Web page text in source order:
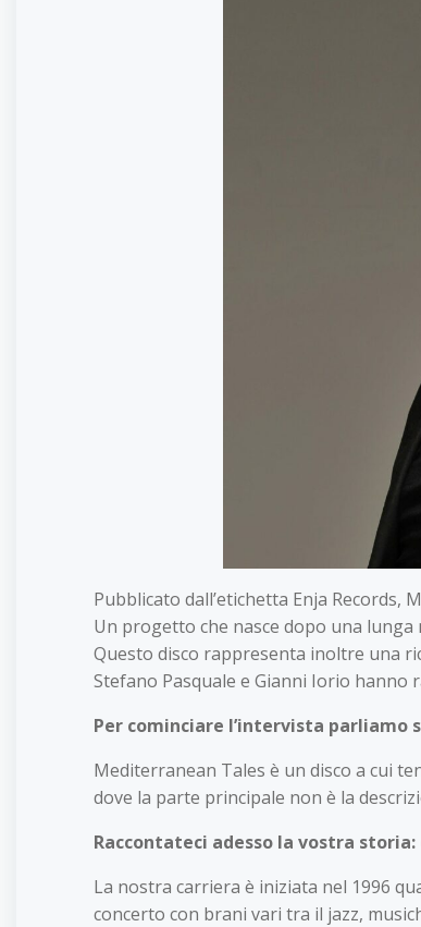
Pubblicato dall’etichetta Enja Records,
Un progetto che nasce dopo una
Questo disco rappresenta inoltre una
Stefano Pasquale e Gianni Iorio hanno
Per cominciare l’intervista parliamo
Mediterranean Tales è un disco a cui
dove la parte principale non è la
Raccontateci adesso la vostra
La nostra carriera è iniziata nel 1996
concerto con brani vari tra il jazz,